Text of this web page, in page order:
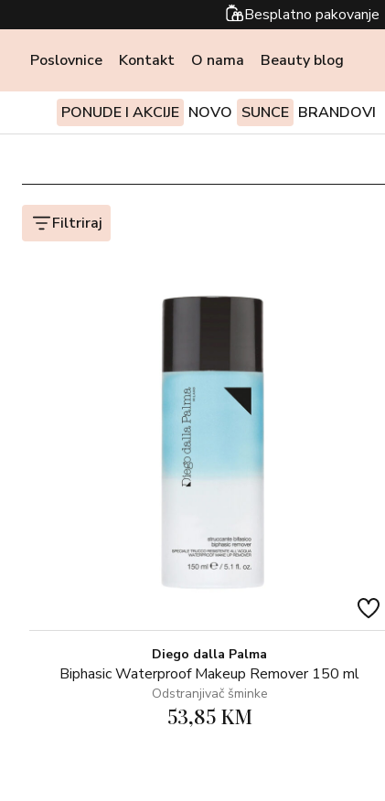
Besplatno pakovanje
Poslovnice Kontakt O nama Beauty blog
PONUDE I AKCIJE NOVO SUNCE BRANDOVI
Filtriraj
Diego dalla Palma
Biphasic Waterproof Makeup Remover 150 ml
Odstranjivač šminke
53,85 KM